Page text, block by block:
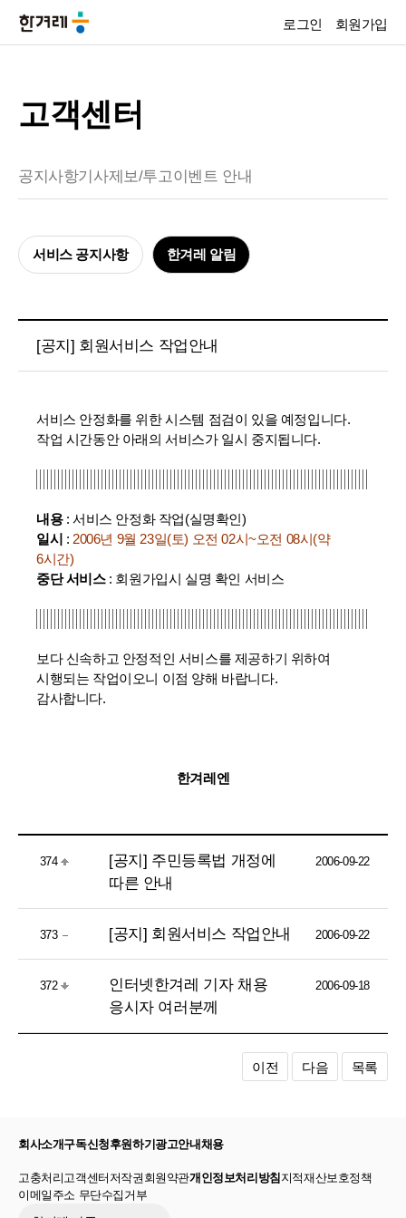
로그인 회원가입
고객센터
공지사항기사제보/투고이벤트 안내
서비스 공지사항 한겨레 알림
[공지] 회원서비스 작업안내
서비스 안정화를 위한 시스템 점검이 있을 예정입니다.
작업 시간동안 아래의 서비스가 일시 중지됩니다.
내용: 서비스 안정화 작업(실명확인)
일시 : 2006년 9월 23일(토) 오전 02시~오전 08시(약
6시간)
중단 서비스: 회원가입시 실명 확인 서비스
보다 신속하고 안정적인 서비스를 제공하기 위하여
시행되는 작업이오니 이점 양해 바랍니다.
감사합니다.
한겨레엔
374
[공지] 주민등록법 개정에
따른 안내
2006-09-22
373 [공지] 회원서비스 작업안내 2006-09-22
372
인터넷한겨레 기자 채용
응시자 여러분께
2006-09-18
이전 다음 목록
회사소개구독신청후원하기 광고안내채용
고충처리고객센터 저작권 회원약관개인정보처리방침 지적재산보호정책
이메일주소 무단수집거부